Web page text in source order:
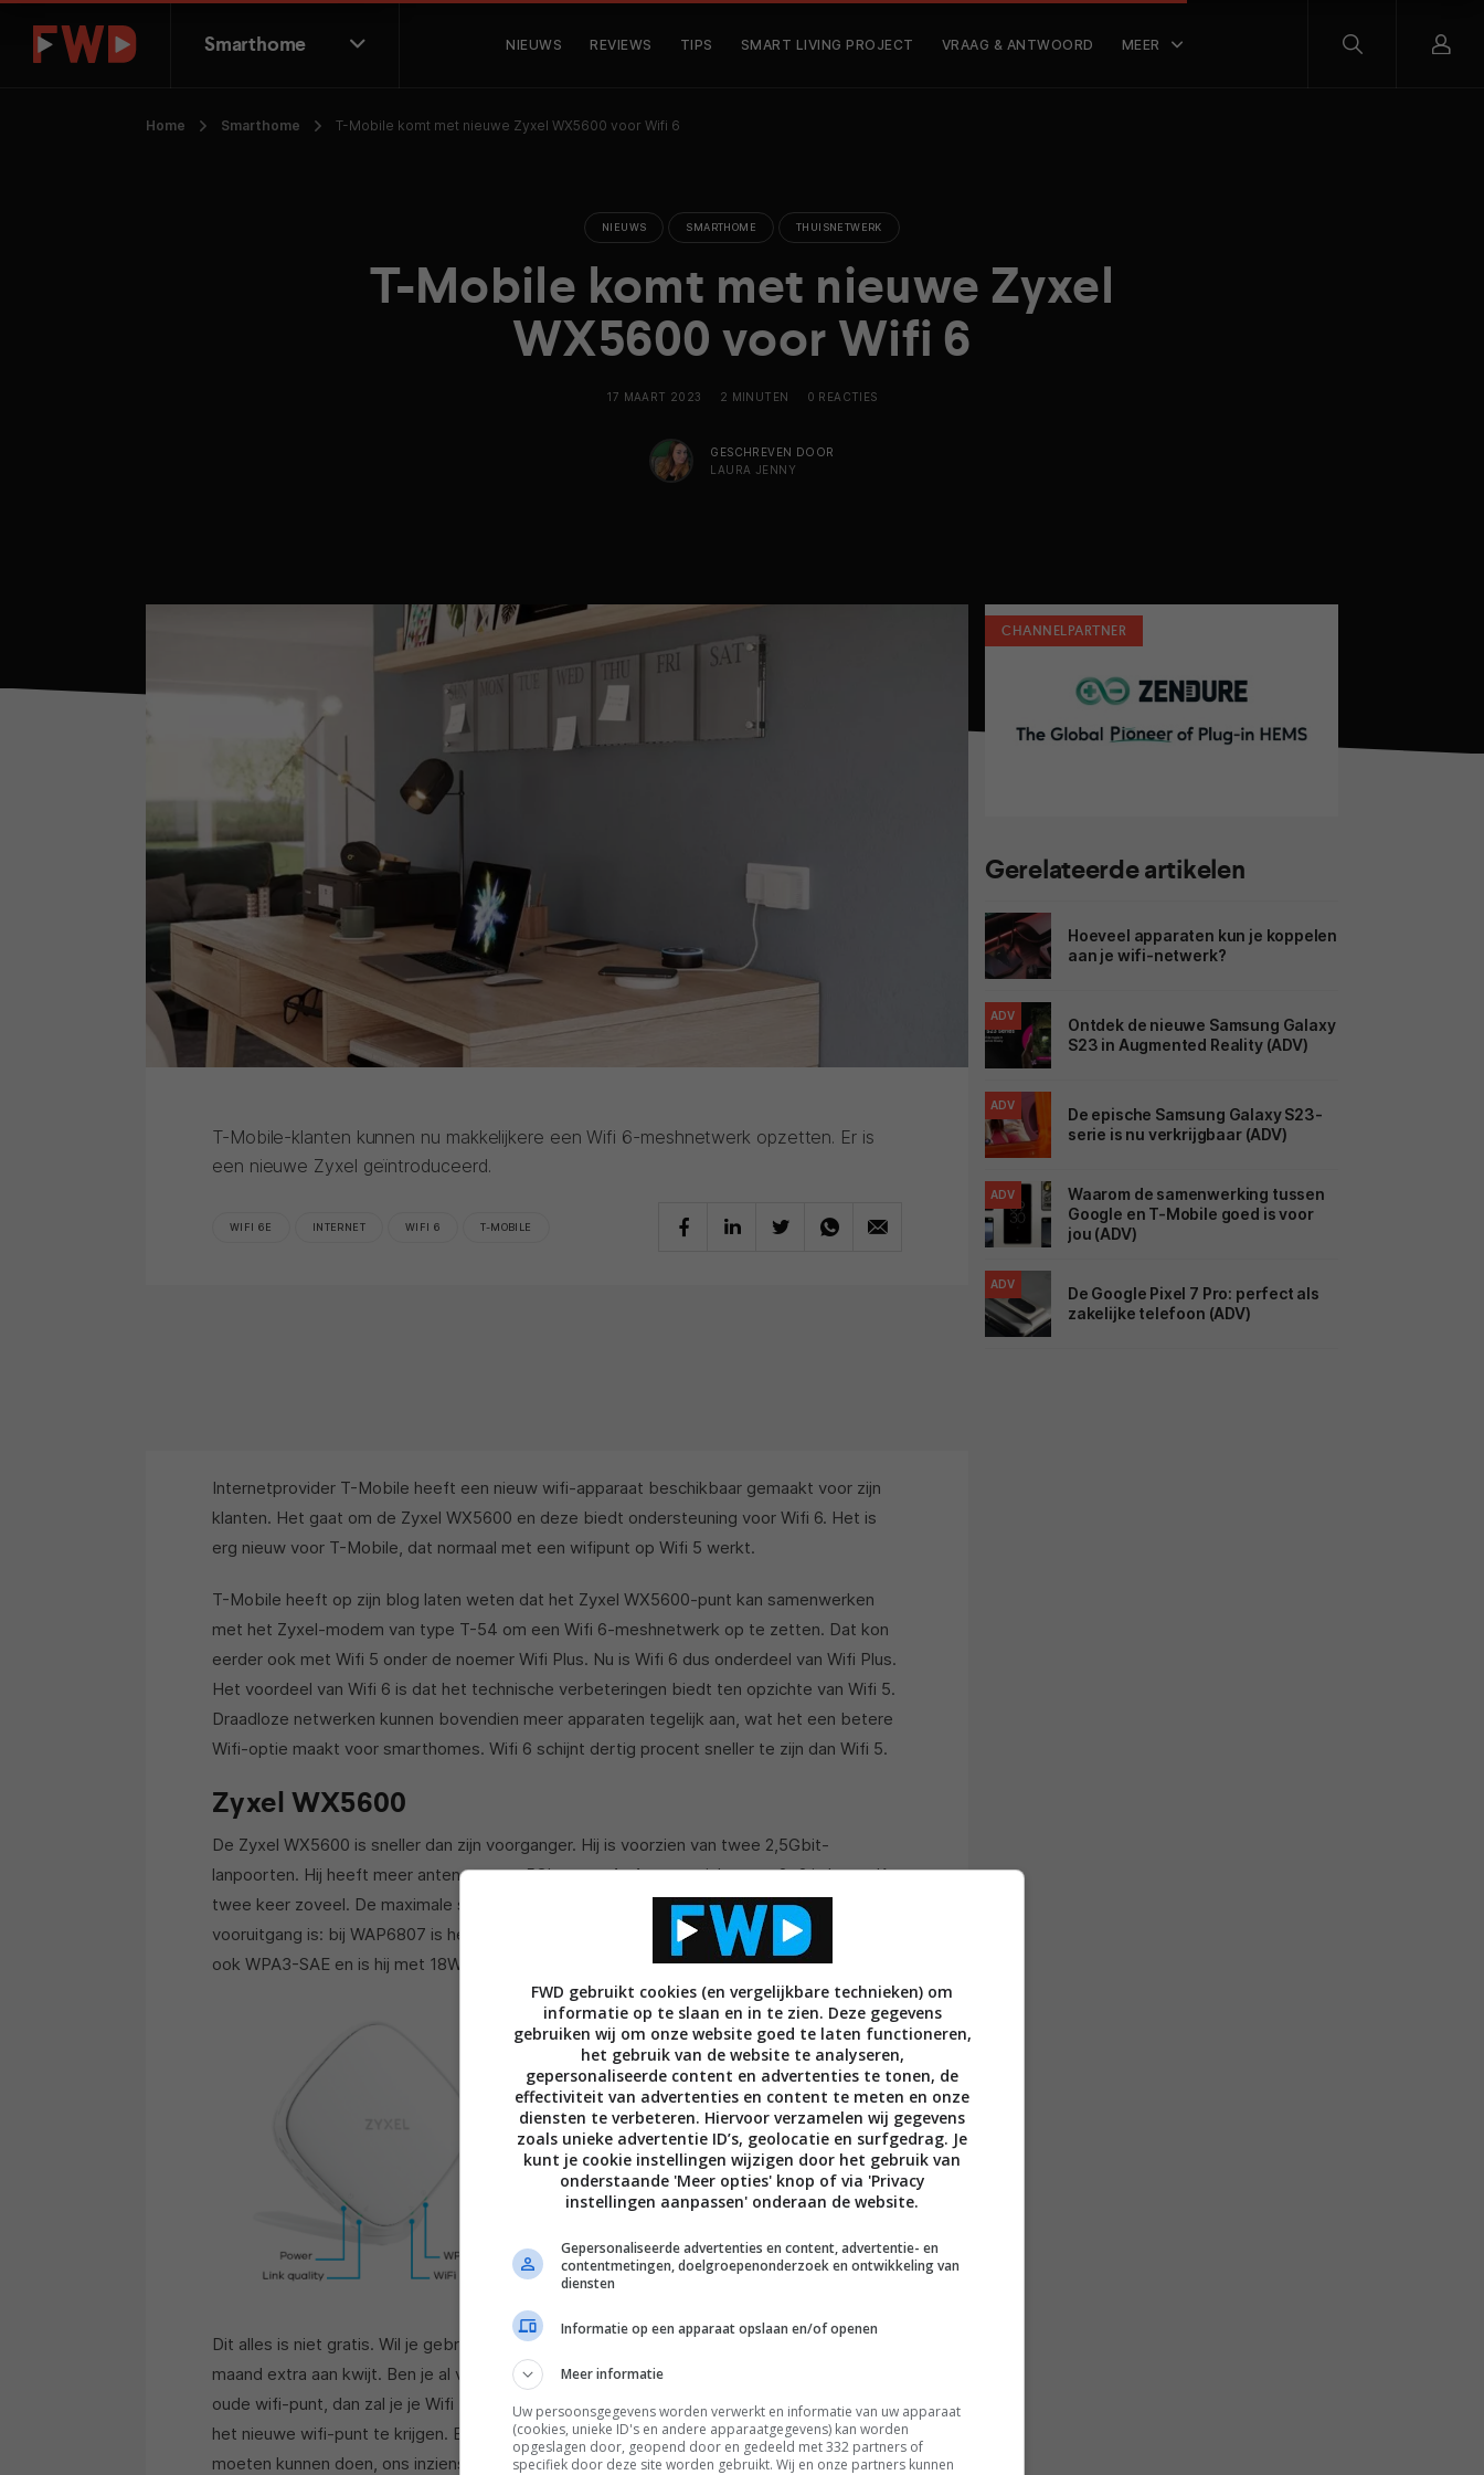
Smarthome NIEUWS REVIEWS TIPS SMART LIVING PROJECT VRAAG & ANTWOORD MEER
Home Smarthome T-Mobile komt met nieuwe Zyxel WX5600 voor Wifi 6
NIEUWS SMARTHOME THUISNETWERK
T-Mobile komt met nieuwe Zyxel
WX5600 voor Wifi 6
17 MAART 2023 2 MINUTEN 0 REACTIES
GESCHREVEN DOOR
LAURA JENNY
T-Mobile-klanten kunnen nu makkelijkere een Wifi 6-meshnetwerk opzetten. Er is
een nieuwe Zyxel geïntroduceerd.
WIFI 6E INTERNET WIFI 6 T-MOBILE
Internetprovider T-Mobile heeft een nieuw wifi-apparaat beschikbaar gemaakt voor zijn
klanten. Het gaat om de Zyxel WX5600 en deze biedt ondersteuning voor Wifi 6. Het is
erg nieuw voor T-Mobile, dat normaal met een wifipunt op Wifi 5 werkt.
T-Mobile heeft op zijn blog laten weten dat het Zyxel WX5600-punt kan samenwerken
met het Zyxel-modem van type T-54 om een Wifi 6-meshnetwerk op te zetten. Dat kon
eerder ook met Wifi 5 onder de noemer Wifi Plus. Nu is Wifi 6 dus onderdeel van Wifi Plus.
Het voordeel van Wifi 6 is dat het technische verbeteringen biedt ten opzichte van Wifi 5.
Draadloze netwerken kunnen bovendien meer apparaten tegelijk aan, wat het een betere
Wifi-optie maakt voor smarthomes. Wifi 6 schijnt dertig procent sneller te zijn dan Wifi 5.
Zyxel WX5600
De Zyxel WX5600 is sneller dan zijn voorganger. Hij is voorzien van twee 2,5Gbit-
lanpoorten. Hij heeft meer antenness op 5Ghz: met 4×4 ten opzichte van 2×2 is het zelfs
twee keer zoveel. De maximale snelheid is daar 4.800Mbit/s, wat een gigantische
vooruitgang is: bij WAP6807 is het 1.733Mbit/s. Daarnaast ondersteunt het apparaat nu
ook WPA3-SAE en is hij met 18W vrij zuinig.
Dit alles is niet gratis. Wil je gebruikmaken van het wifi-punt, dan ben je daar 2,50 euro per
maand extra aan kwijt. Ben je al voorzien van een Zyxel T-54-modem en gebruik je het
oude wifi-punt, dan zal je je Wifi Plus moeten opzeggen en opnieuw moeten afsluiten om
het nieuwe wifi-punt te krijgen. Een beetje omslachtig, waar T-Mobile wel iets aan zou
moeten kunnen doen, ons inziens, maar in ieder geval heb je wel een manier om te
CHANNELPARTNER
Gerelateerde artikelen
Hoeveel apparaten kun je koppelen
aan je wifi-netwerk?
ADV
Ontdek de nieuwe Samsung Galaxy
S23 in Augmented Reality (ADV)
ADV
De epische Samsung Galaxy S23-
serie is nu verkrijgbaar (ADV)
ADV
Waarom de samenwerking tussen
Google en T-Mobile goed is voor
jou (ADV)
ADV
De Google Pixel 7 Pro: perfect als
zakelijke telefoon (ADV)
FWD gebruikt cookies (en vergelijkbare technieken) om
informatie op te slaan en in te zien. Deze gegevens
gebruiken wij om onze website goed te laten functioneren,
het gebruik van de website te analyseren,
gepersonaliseerde content en advertenties te tonen, de
effectiviteit van advertenties en content te meten en onze
diensten te verbeteren. Hiervoor verzamelen wij gegevens
zoals unieke advertentie ID’s, geolocatie en surfgedrag. Je
kunt je cookie instellingen wijzigen door het gebruik van
onderstaande 'Meer opties' knop of via 'Privacy
instellingen aanpassen' onderaan de website.
Gepersonaliseerde advertenties en content, advertentie- en
contentmetingen, doelgroepenonderzoek en ontwikkeling van
diensten
Informatie op een apparaat opslaan en/of openen
Meer informatie
Uw persoonsgegevens worden verwerkt en informatie van uw apparaat
(cookies, unieke ID's en andere apparaatgegevens) kan worden
opgeslagen door, geopend door en gedeeld met 332 partners of
specifiek door deze site worden gebruikt. Wij en onze partners kunnen